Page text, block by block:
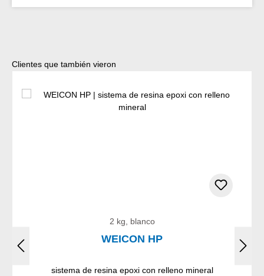
Omitir la galería de productos
Clientes que también vieron
2 kg, blanco
WEICON HP
sistema de resina epoxi con relleno mineral